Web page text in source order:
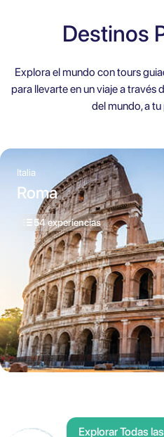
Destinos
Explora el mundo con tours
para llevarte en un viaje a través
del mundo, a
Italia
Roma
54 experiencias
Explorar Todas